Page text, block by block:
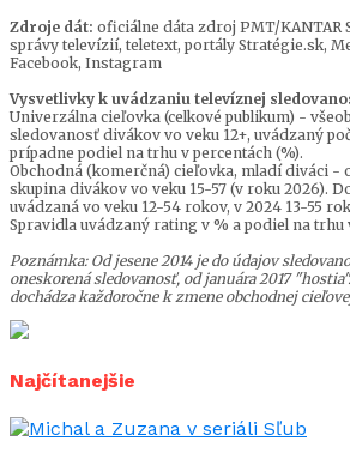
Zdroje dát: oficiálne dáta zdroj PMT/KANTAR
správy televízií, teletext, portály Stratégie.sk,
Facebook, Instagram
Vysvetlivky k uvádzaniu televíznej
Univerzálna cieľovka (celkové publikum) -
sledovanosť divákov vo veku 12+, uvádzaný
prípadne podiel na trhu v percentách (%).
Obchodná (komerčná) cieľovka, mladí diváci -
skupina divákov vo veku 15-57 (v roku 2026).
uvádzaná vo veku 12-54 rokov, v 2024 13-55
Spravidla uvádzaný rating v % a podiel na trhu
Poznámka: Od jesene 2014 je do údajov
oneskorená sledovanosť, od januára 2017
dochádza každoročne k zmene obchodnej
Najčítanejšie